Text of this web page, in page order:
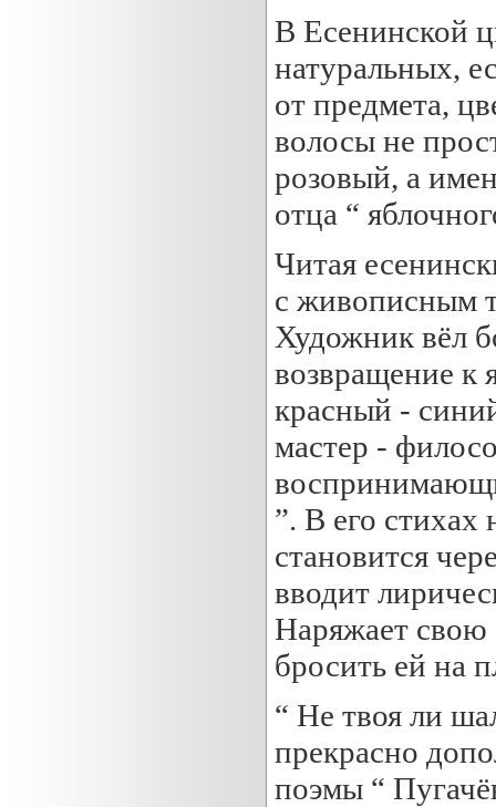
В Есенинской
натуральных,
от предмета,
волосы не
розовый, а
отца “
Читая
с живописным
Художник вёл
возвращение к
красный -
мастер -
”. В его стихах
становится
вводит
Наряжает свою
бросить ей на
“ Не твоя ли
прекрасно
поэмы “